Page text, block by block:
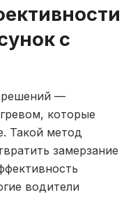
с
решений —
которые
Такой метод
замерзание
водители